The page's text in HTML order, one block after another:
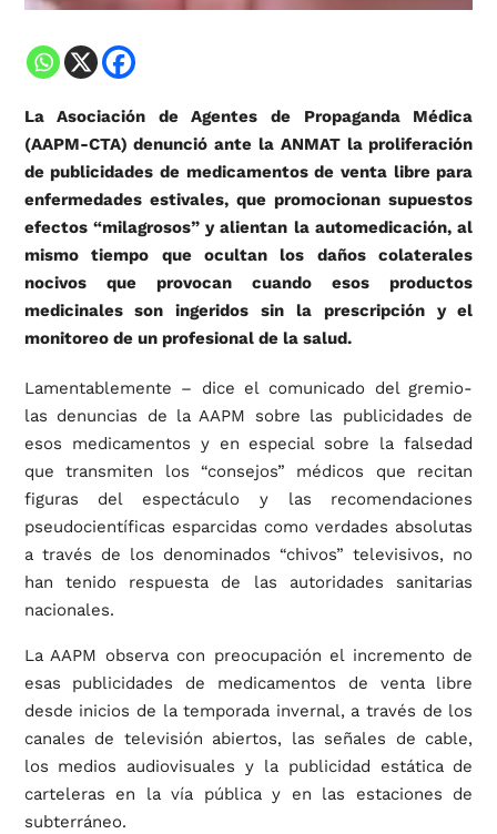
La Asociación de Agentes de Propaganda Médica
(AAPM-CTA) denunció ante la ANMAT la proliferación
de publicidades de medicamentos de venta libre para
enfermedades estivales, que promocionan supuestos
efectos “milagrosos” y alientan la automedicación, al
mismo tiempo que ocultan los daños colaterales
nocivos que provocan cuando esos productos
medicinales son ingeridos sin la prescripción y el
monitoreo de un profesional de la salud.
Lamentablemente – dice el comunicado del gremio-
las denuncias de la AAPM sobre las publicidades de
esos medicamentos y en especial sobre la falsedad
que transmiten los “consejos” médicos que recitan
figuras del espectáculo y las recomendaciones
pseudocientíficas esparcidas como verdades absolutas
a través de los denominados “chivos” televisivos, no
han tenido respuesta de las autoridades sanitarias
nacionales.
La AAPM observa con preocupación el incremento de
esas publicidades de medicamentos de venta libre
desde inicios de la temporada invernal, a través de los
canales de televisión abiertos, las señales de cable,
los medios audiovisuales y la publicidad estática de
carteleras en la vía pública y en las estaciones de
subterráneo.